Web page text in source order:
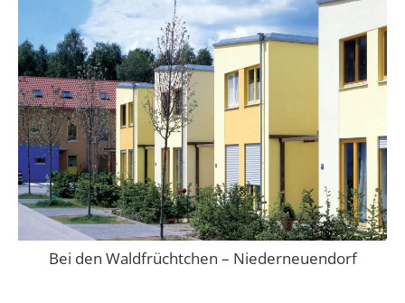
Bei den Waldfrüchtchen – Niederneuendorf